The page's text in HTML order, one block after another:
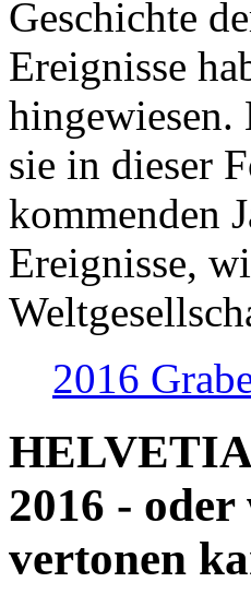
Geschichte
Ereignisse
hingewiesen.
sie in dieser
kommenden
Ereignisse,
2016
2016 -
vertonen